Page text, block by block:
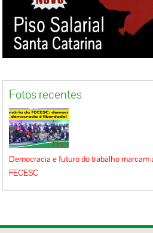
Mais uma
justa e
podem
Fotos recentes
Democracia e futuro do trabalho marcam
FECESC